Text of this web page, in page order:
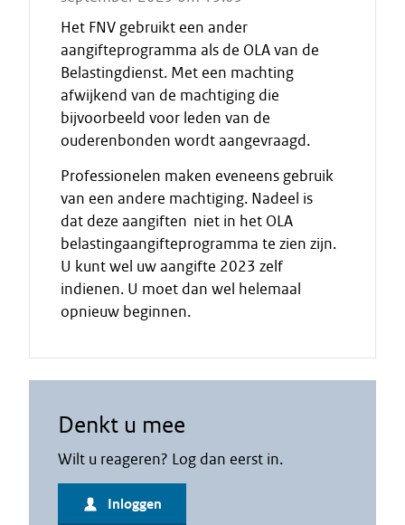
Het FNV gebruikt een ander
aangifteprogramma als de OLA van de
Belastingdienst. Met een machting
afwijkend van de machtiging die
bijvoorbeeld voor leden van de
ouderenbonden wordt aangevraagd.
Professionelen maken eveneens gebruik
van een andere machtiging. Nadeel is
dat deze aangiften niet in het OLA
belastingaangifteprogramma te zien zijn.
U kunt wel uw aangifte 2023 zelf
indienen. U moet dan wel helemaal
opnieuw beginnen.
Denkt u mee
Wilt u reageren? Log dan eerst in.
Inloggen